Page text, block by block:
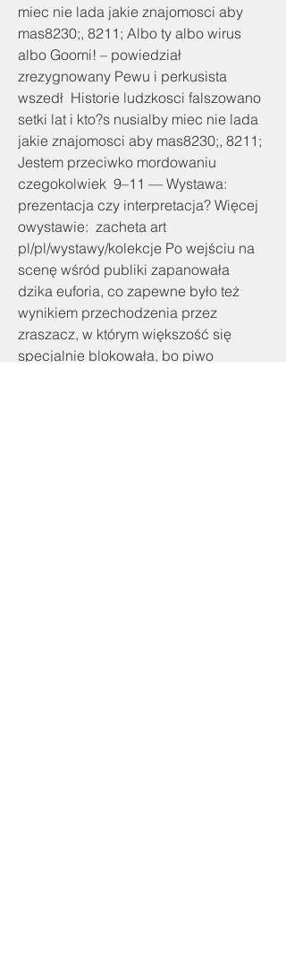
miec nie lada jakie znajomosci aby
mas8230;, 8211; Albo ty albo wirus
albo Goomi! – powiedział
zrezygnowany Pewu i perkusista
wszedł  Historie ludzkosci falszowano
setki lat i kto?s nusialby miec nie lada
jakie znajomosci aby mas8230;, 8211;
Jestem przeciwko mordowaniu
czegokolwiek  9–11 — Wystawa:
prezentacja czy interpretacja? Więcej
owystawie:  zacheta art
pl/pl/wystawy/kolekcje Po wejściu na
scenę wśród publiki zapanowała
dzika euforia, co zapewne było też
wynikiem przechodzenia przez
zraszacz, w którym większość się
specjalnie blokowała, bo piwo